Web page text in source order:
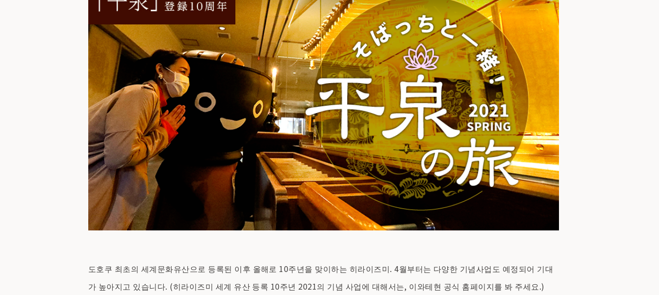
도호쿠 최초의 세계문화유산으로 등록된 이후 올해로 10주년을 맞이하는 히라이즈미. 4월부터는 다양한 기념사업도 예정되어 기대
가 높아지고 있습니다. (히라이즈미 세계 유산 등록 10주년 2021의 기념 사업에 대해서는, 이와테현 공식 홈페이지를 봐 주세요.)